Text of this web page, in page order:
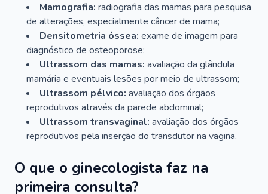
Mamografia: radiografia das mamas para pesquisa
de alterações, especialmente câncer de mama;
Densitometria óssea: exame de imagem para
diagnóstico de osteoporose;
Ultrassom das mamas: avaliação da glândula
mamária e eventuais lesões por meio de ultrassom;
Ultrassom pélvico: avaliação dos órgãos
reprodutivos através da parede abdominal;
Ultrassom transvaginal: avaliação dos órgãos
reprodutivos pela inserção do transdutor na vagina.
O que o ginecologista faz na
primeira consulta?